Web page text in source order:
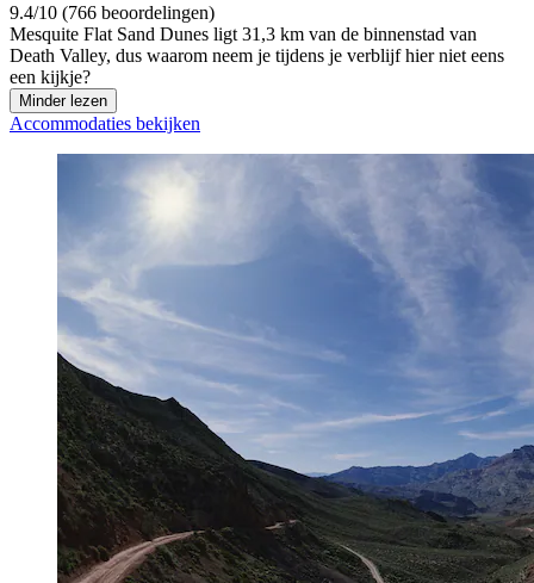
9.4/10 (766 beoordelingen)
Mesquite Flat Sand Dunes ligt 31,3 km van de binnenstad van
Death Valley, dus waarom neem je tijdens je verblijf hier niet eens
een kijkje?
Minder lezen
Accommodaties bekijken